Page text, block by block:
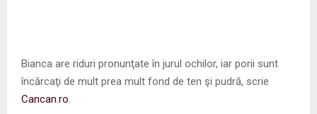
Bianca are riduri pronunţate în jurul ochilor, iar porii sunt
încărcaţi de mult prea mult fond de ten şi pudră, scrie
Cancan.ro